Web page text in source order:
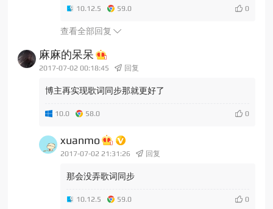
10.12.5 59.0 0
查看全部回复
麻麻的呆呆
2017-07-02 00:18:45 回复
博主再实现歌词同步那就更好了
10.0 58.0 0
xuanmo
2017-07-02 21:31:26 回复
那会没弄歌词同步
10.12.5 59.0 0